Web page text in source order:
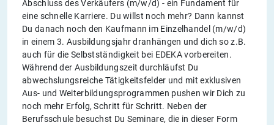
Abschluss des Verkäufers (m/w/d) - ein Fundament für
eine schnelle Karriere. Du willst noch mehr? Dann kannst
Du danach noch den Kaufmann im Einzelhandel (m/w/d)
in einem 3. Ausbildungsjahr dranhängen und dich so z.B.
auch für die Selbstständigkeit bei EDEKA vorbereiten.
Während der Ausbildungszeit durchläufst Du
abwechslungsreiche Tätigkeitsfelder und mit exklusiven
Aus- und Weiterbildungsprogrammen pushen wir Dich zu
noch mehr Erfolg, Schritt für Schritt. Neben der
Berufsschule besuchst Du Seminare, die in dieser Form